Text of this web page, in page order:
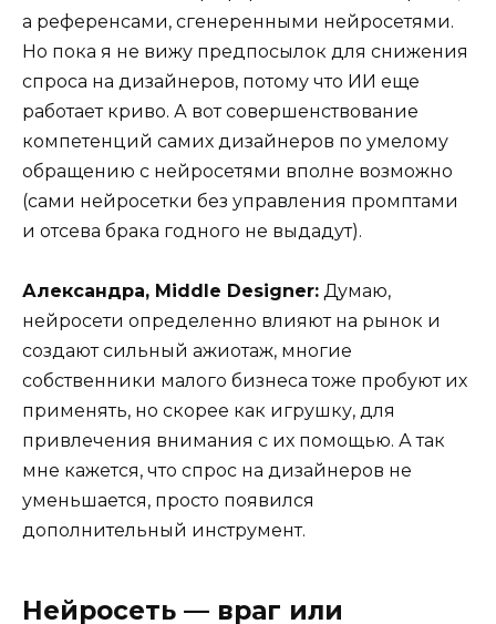
а референсами, сгенеренными нейросетями.
Но пока я не вижу предпосылок для снижения
спроса на дизайнеров, потому что ИИ еще
работает криво. А вот совершенствование
компетенций самих дизайнеров по умелому
обращению с нейросетями вполне возможно
(сами нейросетки без управления промптами
и отсева брака годного не выдадут).
Александра, Middle Designer: Думаю,
нейросети определенно влияют на рынок и
создают сильный ажиотаж, многие
собственники малого бизнеса тоже пробуют их
применять, но скорее как игрушку, для
привлечения внимания с их помощью. А так
мне кажется, что спрос на дизайнеров не
уменьшается, просто появился
дополнительный инструмент.
Нейросеть — враг или